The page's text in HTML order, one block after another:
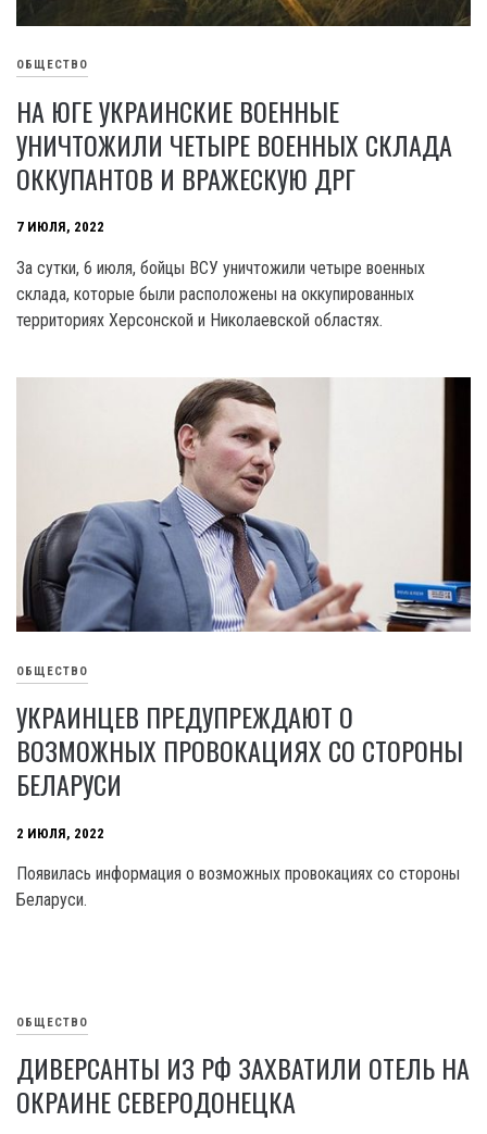
ОБЩЕСТВО
НА ЮГЕ УКРАИНСКИЕ ВОЕННЫЕ
УНИЧТОЖИЛИ ЧЕТЫРЕ ВОЕННЫХ СКЛАДА
ОККУПАНТОВ И ВРАЖЕСКУЮ ДРГ
7 ИЮЛЯ, 2022
За сутки, 6 июля, бойцы ВСУ уничтожили четыре военных
склада, которые были расположены на оккупированных
территориях Херсонской и Николаевской областях.
ОБЩЕСТВО
УКРАИНЦЕВ ПРЕДУПРЕЖДАЮТ О
ВОЗМОЖНЫХ ПРОВОКАЦИЯХ СО СТОРОНЫ
БЕЛАРУСИ
2 ИЮЛЯ, 2022
Появилась информация о возможных провокациях со стороны
Беларуси.
ОБЩЕСТВО
ДИВЕРСАНТЫ ИЗ РФ ЗАХВАТИЛИ ОТЕЛЬ НА
ОКРАИНЕ СЕВЕРОДОНЕЦКА